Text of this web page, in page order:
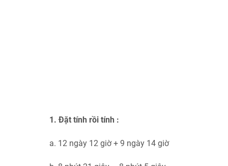
1. Đặt tính rồi tính :
a. 12 ngày 12 giờ + 9 ngày 14 giờ